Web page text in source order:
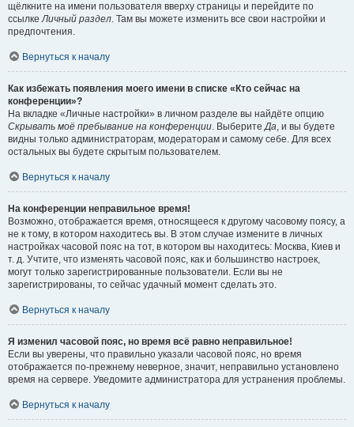
щёлкните на имени пользователя вверху страницы и перейдите по
ссылкеЛичный раздел. Там вы можете изменить все свои настройки и
предпочтения.
Вернуться к началу
Как избежать появления моего имени в списке «Кто сейчас на
конференции»?
На вкладке «Личные настройки» в личном разделе вы найдёте опцию
Скрывать моё пребывание на конференции. ВыберитеДа, и вы будете
видны только администраторам, модераторам и самому себе. Для всех
остальных вы будете скрытым пользователем.
Вернуться к началу
На конференции неправильное время!
Возможно, отображается время, относящееся к другому часовому поясу, а
не к тому, в котором находитесь вы. В этом случае измените в личных
настройках часовой пояс на тот, в котором вы находитесь: Москва, Киев и
т. д. Учтите, что изменять часовой пояс, как и большинство настроек,
могут только зарегистрированные пользователи. Если вы не
зарегистрированы, то сейчас удачный момент сделать это.
Вернуться к началу
Я изменил часовой пояс, но время всё равно неправильное!
Если вы уверены, что правильно указали часовой пояс, но время
отображается по-прежнему неверное, значит, неправильно установлено
время на сервере. Уведомите администратора для устранения проблемы.
Вернуться к началу